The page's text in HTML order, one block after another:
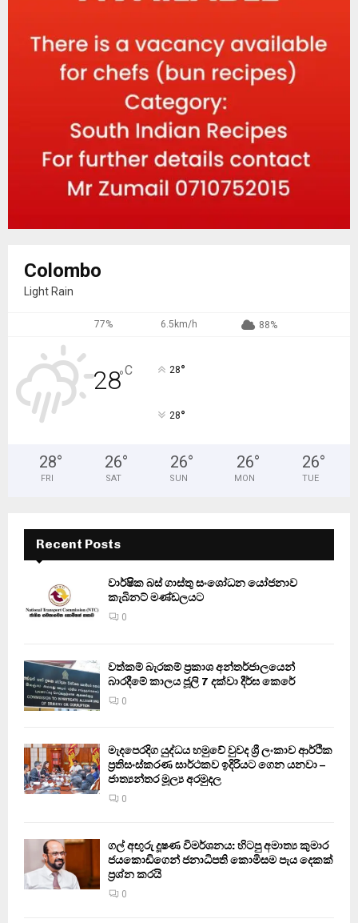
Colombo
Light Rain
77% 6.5km/h 88%
28°C 28°
28°
28°
FRI
26°
SAT
26°
SUN
26°
MON
26°
TUE
Recent Posts
වාර්ෂික බස් ගාස්තු සංශෝධන යෝජනාව
කැබිනට් මණ්ඩලයට
0
වත්කම් බැරකම් ප්‍රකාශ අන්තර්ජාලයෙන්
බාරදීමේ කාලය ජූලි 7 දක්වා දීර්ඝ කෙරේ
0
මැදපෙරදිග යුද්ධය හමුවේ වුවද ශ්‍රී ලංකාව ආර්ථික
ප්‍රතිසංස්කරණ සාර්ථකව ඉදිරියට ගෙන යනවා –
ජාත්‍යන්තර මූල්‍ය අරමුදල
0
ගල් අඟුරු දූෂණ විමර්ශනය: හිටපු අමාත්‍ය කුමාර
ජයකොඩිගෙන් ජනාධිපති කොමිසම පැය දෙකක්
ප්‍රශ්න කරයි
0